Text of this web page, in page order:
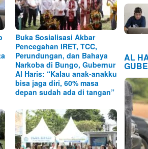
Buka Sosialisasi Akbar
Pencegahan IRET, TCC,
Perundungan, dan Bahaya
Narkoba di Bungo, Gubernur
Al Haris: “Kalau anak-anakku
bisa jaga diri, 60% masa
depan sudah ada di tangan”
AL